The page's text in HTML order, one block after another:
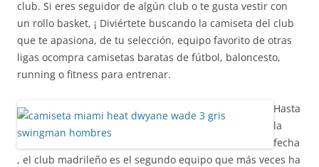
club. Si eres seguidor de algún club o te gusta vestir con
un rollo basket, ¡ Diviértete buscando la camiseta del club
que te apasiona, de tu selección, equipo favorito de otras
ligas ocompra camisetas baratas de fútbol, baloncesto,
running o fitness para entrenar.
Hasta
la
fecha
, el club madrileño es el segundo equipo que más veces ha